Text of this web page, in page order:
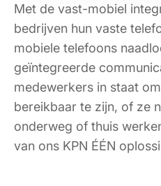
Met de vast-mobiel
bedrijven hun vaste
mobiele telefoons
geïntegreerde
medewerkers in staat
bereikbaar te zijn, of ze
onderweg of thuis
van ons KPN ÉÉN